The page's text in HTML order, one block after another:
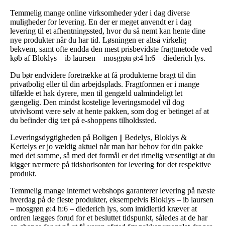
Temmelig mange online virksomheder yder i dag diverse
muligheder for levering. En der er meget anvendt er i dag
levering til et afhentningssted, hvor du så nemt kan hente dine
nye produkter når du har tid. Løsningen er altså virkelig
bekvem, samt ofte endda den mest prisbevidste fragtmetode ved
køb af Bloklys – ib laursen – mosgrøn ø:4 h:6 – diederich lys.
Du bør endvidere foretrække at få produkterne bragt til din
privatbolig eller til din arbejdsplads. Fragtformen er i mange
tilfælde et hak dyrere, men til gengæld ualmindeligt let
gængelig. Den mindst kostelige leveringsmodel vil dog
utvivlsomt være selv at hente pakken, som dog er betinget af at
du befinder dig tæt på e-shoppens tilholdssted.
Leveringsdygtigheden på Boligen || Bedelys, Bloklys &
Kertelys er jo vældig aktuel når man har behov for din pakke
med det samme, så med det formål er det rimelig væsentligt at du
kigger nærmere på tidshorisonten for levering for det respektive
produkt.
Temmelig mange internet webshops garanterer levering på næste
hverdag på de fleste produkter, eksempelvis Bloklys – ib laursen
– mosgrøn ø:4 h:6 – diederich lys, som imidlertid kræver at
ordren lægges forud for et besluttet tidspunkt, således at de har